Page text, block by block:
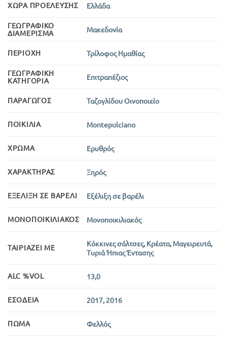
ΧΏΡΑ ΠΡΟΈΛΕΥΣΗΣ Ελλάδα
ΓΕΩΓΡΑΦΙΚΌ
ΔΙΑΜΈΡΙΣΜΑ
Μακεδονία
ΠΕΡΙΟΧΉ Τρίλοφος Ημαθίας
ΓΕΩΓΡΑΦΙΚΉ
ΚΑΤΗΓΟΡΊΑ
Επιτραπέζιος
ΠΑΡΑΓΩΓΌΣ Ταζογλίδου Οινοποιείο
ΠΟΙΚΙΛΊΑ Montepulciano
ΧΡΏΜΑ Ερυθρός
ΧΑΡΑΚΤΉΡΑΣ Ξηρός
ΕΞΈΛΙΞΗ ΣΕ ΒΑΡΈΛΙ Εξέλιξη σε βαρέλι
ΜΟΝΟΠΟΙΚΙΛΙΑΚΌΣ Μονοποικιλιακός
ΤΑΙΡΙΆΖΕΙ ΜΕ Κόκκινες σάλτσες, Κρέατα, Μαγειρευτά,
Τυριά Ήπιας Έντασης
ALC %VOL 13,0
ΕΣΟΔΕΊΑ 2017, 2016
ΠΏΜΑ Φελλός